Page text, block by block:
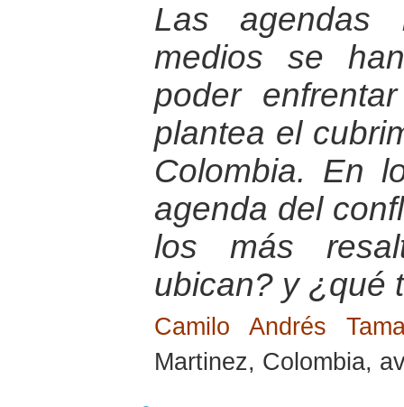
Las agendas
medios se
poder
plantea el
Colombia. En
agenda del
los más
ubican? y ¿qué
Camilo Andrés
Martinez, Colombia,